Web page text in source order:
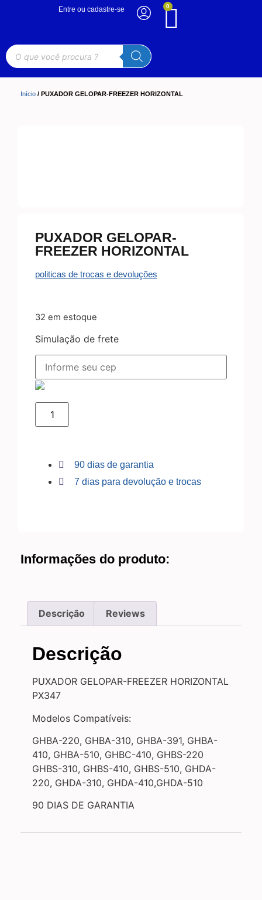
0
Entre ou cadastre-se
Início / PUXADOR GELOPAR-FREEZER HORIZONTAL
PUXADOR GELOPAR-
FREEZER HORIZONTAL
politicas de trocas e devoluções
32 em estoque
Simulação de frete
90 dias de garantia
7 dias para devolução e trocas
Informações do produto:
Descrição Reviews
Descrição
PUXADOR GELOPAR-FREEZER HORIZONTAL
PX347
Modelos Compatíveis:
GHBA-220, GHBA-310, GHBA-391, GHBA-
410, GHBA-510, GHBC-410, GHBS-220
GHBS-310, GHBS-410, GHBS-510, GHDA-
220, GHDA-310, GHDA-410,GHDA-510
90 DIAS DE GARANTIA